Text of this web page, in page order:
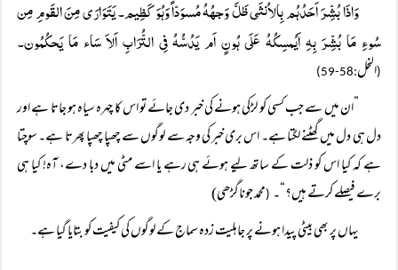
وَاذَا بُشِّرَ اَحَدُہُم بِالاُنثَی ظَلَّ وَجہُہُ مُسوَدّاً وَہُوَ کَظِیم۔ یَتَوَارَی مِنَ القَومِ مِن
سُوءِ مَا بُشِّرَ بِہِ اَیُمسِکُہُ عَلَی ہُونٍ اَم یَدُسُّہُ فِی التُّرَابِ اَلاَ سَاء مَا یَحکُمُون۔
(النحل:58-59)
”ان میں سے جب کسی کو لڑکی ہونے کی خبر دی جائے تو اس کا چہرہ سیاہ ہو جاتا ہے اور
دل ہی دل میں گھٹنے لگتا ہے۔ اس بری خبر کی وجہ سے لوگوں سے چھپا چھپا پھرتا ہے۔ سوچتا
ہے کہ کیا اس کو ذلت کے ساتھ لیے ہوئے ہی رہے یا اسے مٹی میں دبا دے، آہ! کیا ہی
برے فیصلے کرتے ہیں؟“۔ (محمد جوناگڑھی)
یہاں پر بھی بیٹی پیدا ہونے پر جاہلیت زدہ سماج کے لوگوں کی کیفیت کو بتایا گیا ہے۔